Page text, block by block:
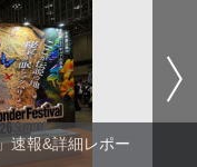
速報&詳細レポー